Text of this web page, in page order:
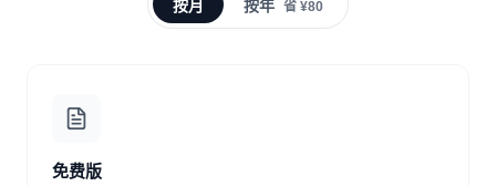
按月 按年 省 ¥80
免费版